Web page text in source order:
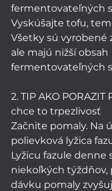
fermentovateľných
Vyskúšajte tofu,
Všetky sú vyrobené
ale majú nižší obsah
fermentovateľných
2. TIP AKO PORAZIT
chce to trpezlivosť
Začnite pomaly. Na
polievková lyžica
Lyžicu fazule denne
niekoľkých týždňov,
dávku pomaly